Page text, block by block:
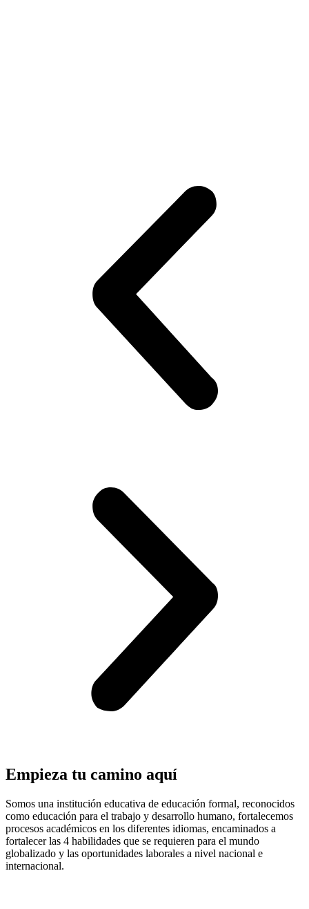
Empieza tu camino aquí
Somos una institución educativa de educación formal, reconocidos
como educación para el trabajo y desarrollo humano, fortalecemos
procesos académicos en los diferentes idiomas, encaminados a
fortalecer las 4 habilidades que se requieren para el mundo
globalizado y las oportunidades laborales a nivel nacional e
internacional.